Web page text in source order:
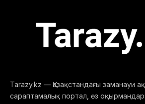
Tarazy.kz — Қазақстандағы заманауи
сараптамалық портал, өз